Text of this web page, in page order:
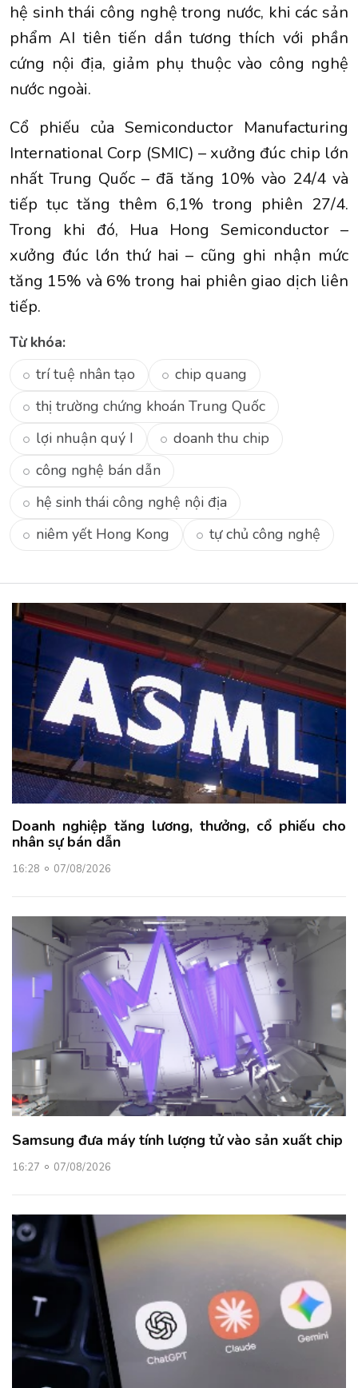
hệ sinh thái công nghệ trong nước, khi các sản
phẩm AI tiên tiến dần tương thích với phần
cứng nội địa, giảm phụ thuộc vào công nghệ
nước ngoài.
Cổ phiếu của Semiconductor Manufacturing
International Corp (SMIC) – xưởng đúc chip lớn
nhất Trung Quốc – đã tăng 10% vào 24/4 và
tiếp tục tăng thêm 6,1% trong phiên 27/4.
Trong khi đó, Hua Hong Semiconductor –
xưởng đúc lớn thứ hai – cũng ghi nhận mức
tăng 15% và 6% trong hai phiên giao dịch liên
tiếp.
Từ khóa:
trí tuệ nhân tạo
chip quang
thị trường chứng khoán Trung Quốc
lợi nhuận quý I
doanh thu chip
công nghệ bán dẫn
hệ sinh thái công nghệ nội địa
niêm yết Hong Kong
tự chủ công nghệ
Doanh nghiệp tăng lương, thưởng, cổ phiếu cho
nhân sự bán dẫn
16:28 07/08/2026
Samsung đưa máy tính lượng tử vào sản xuất chip
16:27 07/08/2026